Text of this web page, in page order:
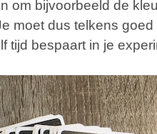
om bijvoorbeeld de
moet dus telkens
tijd bespaart in je